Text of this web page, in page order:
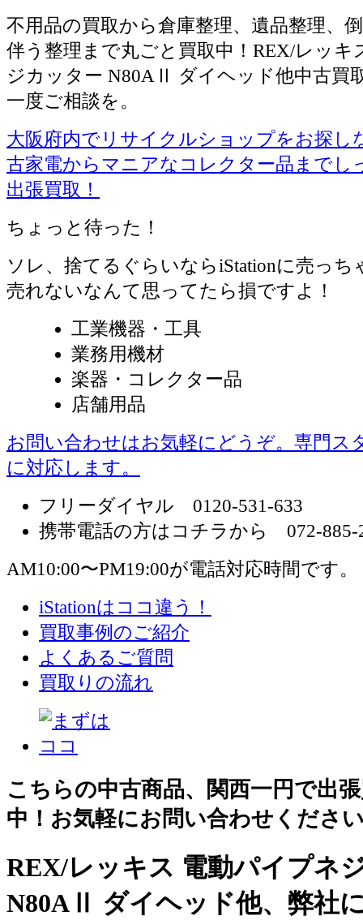
不用品の買取から倉庫整理、遺品整理、
伴う整理まで丸ごと買取中！REX/レッキ
ジカッター N80AⅡ ダイヘッド他中古買
一度ご相談を。
大阪府内でリサイクルショップをお探し
古家電からマニアなコレクター品までし
出張買取！
ちょっと待った！
ソレ、捨てるぐらいならiStationに売っち
売れないなんて思ってたら損ですよ！
工業機器・工具
業務用機材
楽器・コレクター品
店舗用品
お問い合わせはお気軽にどうぞ。専門ス
に対応します。
フリーダイヤル 0120-531-633
携帯電話の方はコチラから 072-885-
AM10:00〜PM19:00が電話対応時間です。
iStationはココ違う！
買取事例のご紹介
よくあるご質問
買取りの流れ
こちらの中古商品、関西一円で出
中！お気軽にお問い合わせくださ
REX/レッキス 電動パイプネ
N80AⅡ ダイヘッド他、弊社